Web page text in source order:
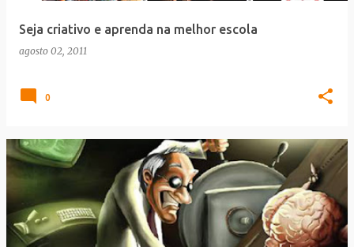
Seja criativo e aprenda na melhor escola
agosto 02, 2011
0